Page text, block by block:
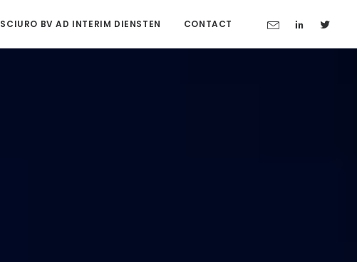
SCIURO BV AD INTERIM DIENSTEN CONTACT